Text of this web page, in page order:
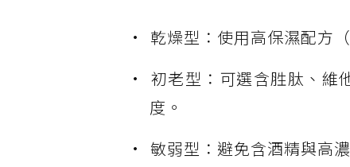
乾燥型：使用高保濕配方
初老型：可選含胜肽、維
度。
敏弱型：避免含酒精與高